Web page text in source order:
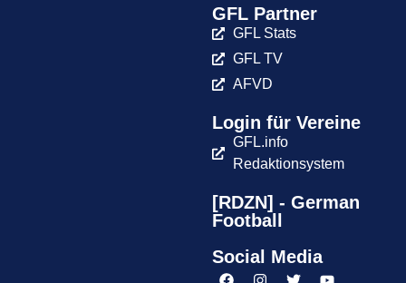
GFL Partner
GFL Stats
GFL TV
AFVD
Login für Vereine
GFL.info
Redaktionsystem
[RDZN] - German
Football
Social Media